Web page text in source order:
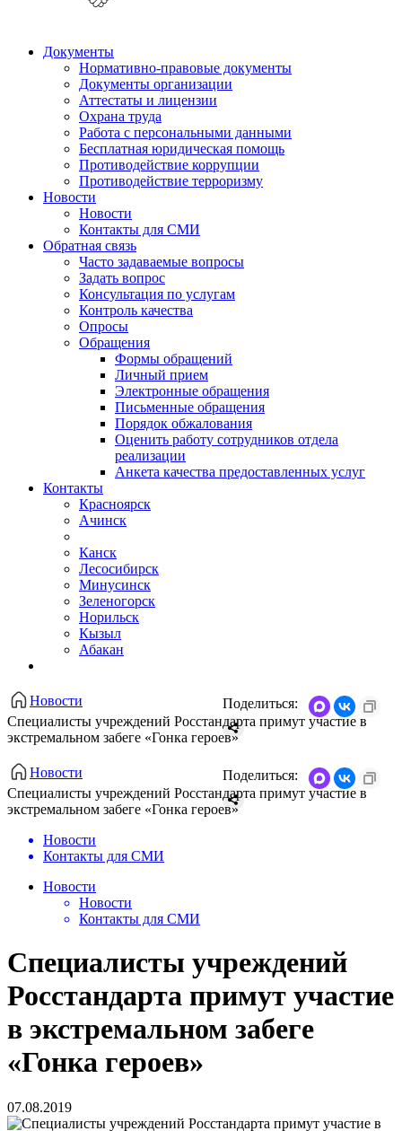
Документы
Нормативно-правовые документы
Документы организации
Аттестаты и лицензии
Охрана труда
Работа с персональными данными
Бесплатная юридическая помощь
Противодействие коррупции
Противодействие терроризму
Новости
Новости
Контакты для СМИ
Обратная связь
Часто задаваемые вопросы
Задать вопрос
Консультация по услугам
Контроль качества
Опросы
Обращения
Формы обращений
Личный прием
Электронные обращения
Письменные обращения
Порядок обжалования
Оценить работу сотрудников отдела
реализации
Анкета качества предоставленных услуг
Контакты
Красноярск
Ачинск
Канск
Лесосибирск
Минусинск
Зеленогорск
Норильск
Кызыл
Абакан
Новости
Специалисты учреждений Росстандарта примут участие в
экстремальном забеге «Гонка героев»
Поделиться:
Новости
Специалисты учреждений Росстандарта примут участие в
экстремальном забеге «Гонка героев»
Поделиться:
Новости
Контакты для СМИ
Новости
Новости
Контакты для СМИ
Специалисты учреждений
Росстандарта примут участие
в экстремальном забеге
«Гонка героев»
07.08.2019